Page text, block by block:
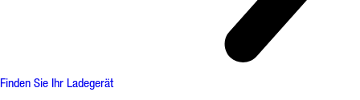
Finden Sie Ihr Ladegerät